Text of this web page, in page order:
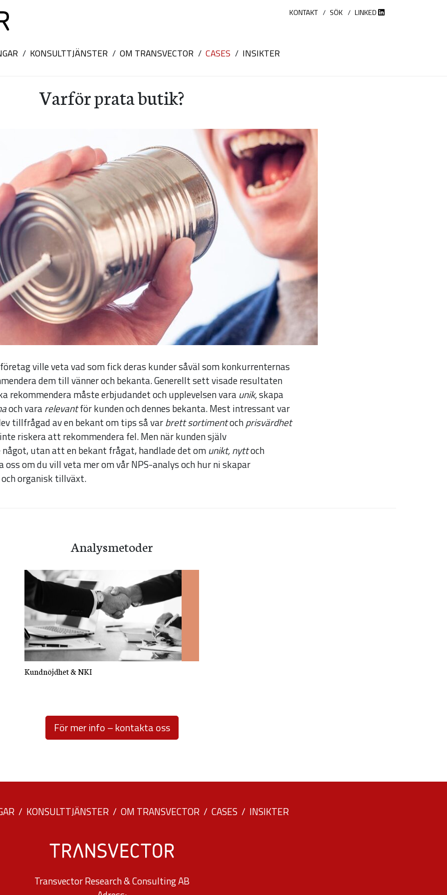
KONTAKT SÖK LINKED
KONSULTTJÄNSTER OM TRANSVECTOR CASES INSIKTER
Varför prata butik?
ville veta vad som fick deras kunder såväl som konkurrenternas
dem till vänner och bekanta. Generellt sett visade resultaten
rekommendera måste erbjudandet och upplevelsen vara unik,skapa
och vararelevantför kunden och dennes bekanta. Mest intressant var
tillfrågad av en bekant om tips så varbrett sortimentochprisvärdhet
riskera att rekommendera fel. Men när kunden själv
något, utan att en bekant frågat, handlade det om unikt, nyttoch
oss om du vill veta mer om vår NPS-analys och hur ni skapar
organisk tillväxt.
Analysmetoder
Kundnöjdhet & NKI
För mer info – kontakta oss
KONSULTTJÄNSTER OM TRANSVECTOR CASES INSIKTER
Transvector Research & Consulting AB
Nödvändiga
Dessa kakor
går inte att
välja bort. De
behövs för
att hemsidan
över huvud
För att vi ska
förbättra
hemsidans
funktionalitet
uppbyggnad,
baserat på
hur hemsidan
Upplevelse
För att vår
Om du nekar
kakorna
kommer viss
funktionalitet
att försvinna